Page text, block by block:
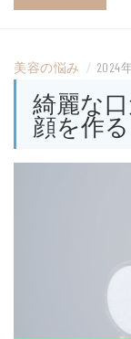
美容の悩み / 2024
綺麗な
顔を作